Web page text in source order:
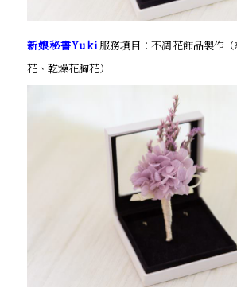
新娘秘書Yuki服務項目：不凋花飾品製作
花、乾燥花胸花）